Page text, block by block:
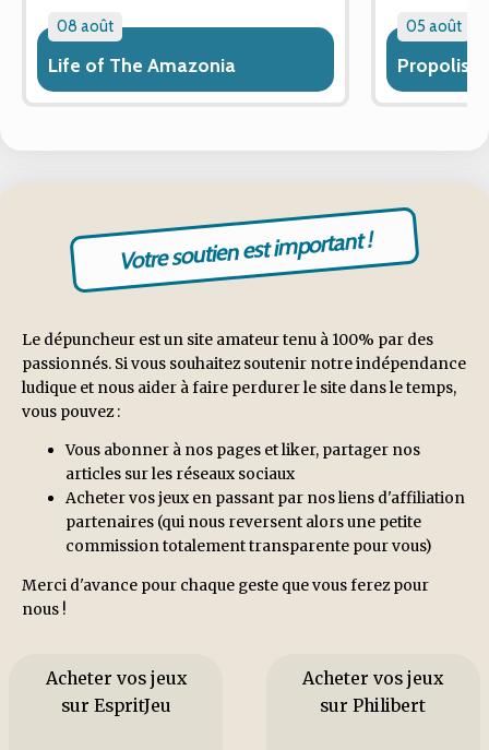
08 août
Life of The Amazonia
05 août
Propolis
Votre soutien est important !
Le dépuncheur est un site amateur tenu à 100% par des
passionnés. Si vous souhaitez soutenir notre indépendance
ludique et nous aider à faire perdurer le site dans le temps,
vous pouvez :
Vous abonner à nos pages et liker, partager nos
articles sur les réseaux sociaux
Acheter vos jeux en passant par nos liens d'affiliation
partenaires (qui nous reversent alors une petite
commission totalement transparente pour vous)
Merci d'avance pour chaque geste que vous ferez pour
nous !
Acheter vos jeux
sur EspritJeu
Acheter vos jeux
sur Philibert